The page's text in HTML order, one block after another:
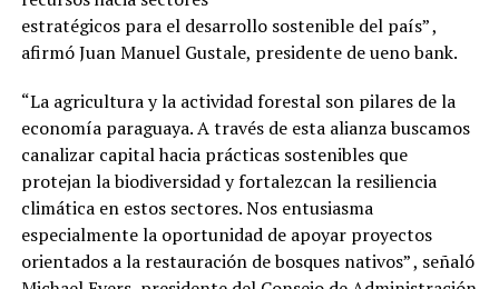
estratégicos para el desarrollo sostenible del país” ,
afirmó Juan Manuel Gustale, presidente de ueno bank.
“La agricultura y la actividad forestal son pilares de la
economía paraguaya. A través de esta alianza buscamos
canalizar capital hacia prácticas sostenibles que
protejan la biodiversidad y fortalezcan la resiliencia
climática en estos sectores. Nos entusiasma
especialmente la oportunidad de apoyar proyectos
orientados a la restauración de bosques nativos” , señaló